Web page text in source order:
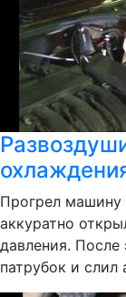
Прогрел машину
аккуратно
давления.
патрубок и слил